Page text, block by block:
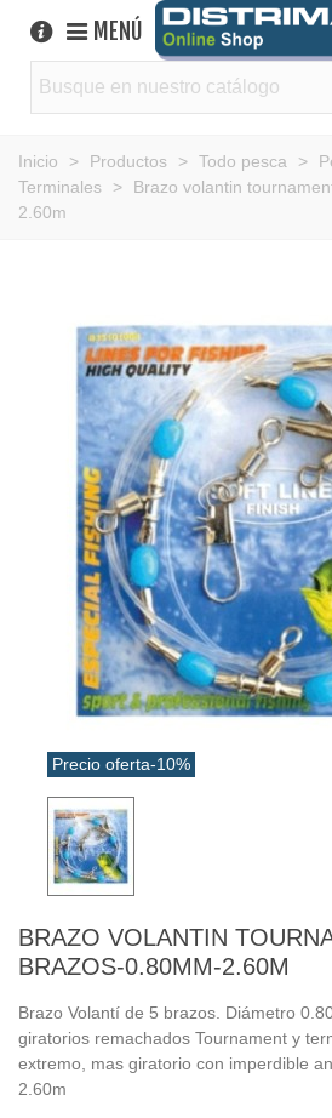
MENÚ
Inicio > Productos > Todo pesca >
Terminales
>
Brazo volantin
2.60m
Precio oferta-10%
BRAZO VOLANTIN
BRAZOS-0.80MM-2.60M
Brazo Volantí de 5 brazos. Diámetro
giratorios remachados Tournament y
extremo, mas giratorio con imperdible
2.60m